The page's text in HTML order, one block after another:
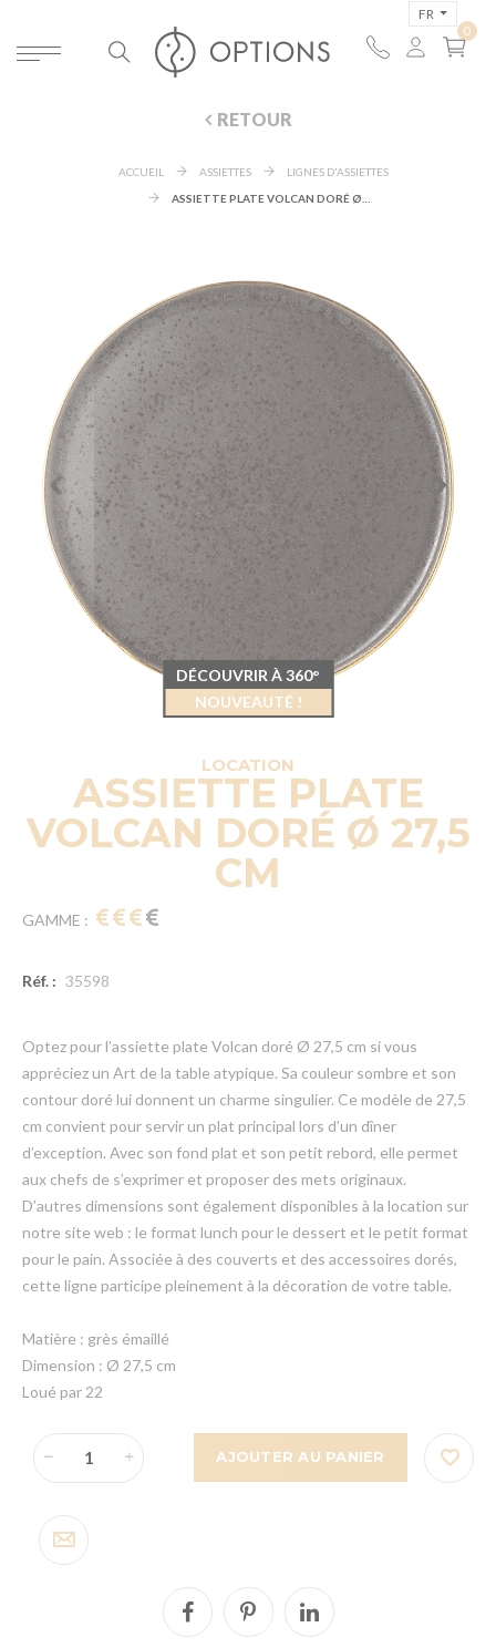
FR
RETOUR
ACCUEIL ASSIETTES
LIGNES D'ASSIETTES
LOCATION
ASSIETTE PLATE
VOLCAN DORÉ Ø 27,5
CM
GAMME :
Réf. : 35598
Optez pour l’assiette plate Volcan doré Ø 27,5 cm si vous
appréciez un Art de la table atypique. Sa couleur sombre et son
contour doré lui donnent un charme singulier. Ce modèle de 27,5
cm convient pour servir un plat principal lors d’un dîner
d’exception. Avec son fond plat et son petit rebord, elle permet
aux chefs de s’exprimer et proposer des mets originaux.
D’autres dimensions sont également disponibles à la location sur
notre site web : le format lunch pour le dessert et le petit format
pour le pain. Associée à des couverts et des accessoires dorés,
cette ligne participe pleinement à la décoration de votre table.
Matière : grès émaillé
Dimension : Ø 27,5 cm
Loué par 22
AJOUTER AU PANIER
DÉCOUVRIR À 360°
NOUVEAUTÉ !